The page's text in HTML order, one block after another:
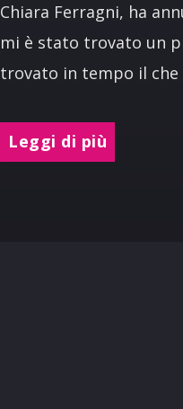
Chiara Ferragni, ha
mi è stato trovato un
trovato in tempo il
Leggi di più